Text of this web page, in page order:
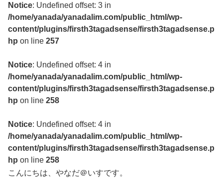
Notice: Undefined offset: 3 in
/home/yanada/yanadalim.com/public_html/wp-
content/plugins/firsth3tagadsense/firsth3tagadsense.p
hp on line257
Notice: Undefined offset: 4 in
/home/yanada/yanadalim.com/public_html/wp-
content/plugins/firsth3tagadsense/firsth3tagadsense.p
hp on line258
Notice: Undefined offset: 4 in
/home/yanada/yanadalim.com/public_html/wp-
content/plugins/firsth3tagadsense/firsth3tagadsense.p
hp on line258
こんにちは、やなだ＠いすです。